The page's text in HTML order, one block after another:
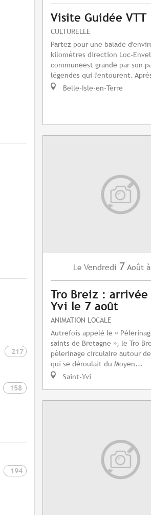
217
158
194
Visite Guidée VTT
CULTURELLE
Partez pour une balade
kilomètres direction Loc-
communeest grande par son
légendes qui l'entourent.
Belle-Isle-en-Terre
Le Vendredi 7 Août
Tro Breiz : arrivée
Yvi le 7 août
ANIMATION LOCALE
Autrefois appelé le «
saints de Bretagne », le Tro
pèlerinage circulaire autour
qui se déroulait du Moyen...
Saint-Yvi